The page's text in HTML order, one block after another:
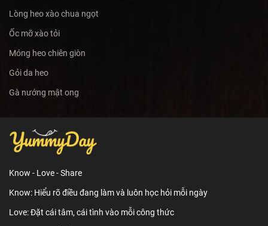
Lòng heo xào chua ngọt
Ốc mỡ xào tỏi
Móng heo chiên giòn
Gỏi da heo
Gà nướng mật ong
Know - Love - Share
Know: Hiểu rõ điều đang làm và luôn học hỏi mỗi ngày
Love: Đặt cái tâm, cái tình vào mỗi công thức